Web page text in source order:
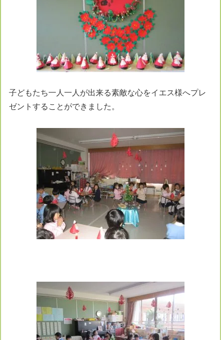
子どもたち一人一人が出来る素敵な心をイエス様へプレ
ゼントすることができました。